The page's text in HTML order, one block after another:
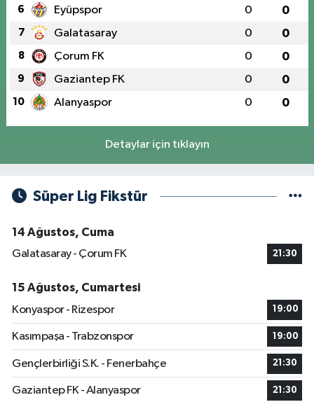
6 Eyüpspor 0 0
7 Galatasaray 0 0
8 Çorum FK 0 0
9 Gaziantep FK 0 0
10 Alanyaspor 0 0
Detaylar için tıklayın
Süper Lig Fikstür
14 Ağustos, Cuma
Galatasaray - Çorum FK
21:30
15 Ağustos, Cumartesi
Konyaspor - Rizespor
19:00
Kasımpaşa - Trabzonspor 19:00
Gençlerbirliği S.K. - Fenerbahçe 21:30
Gaziantep FK - Alanyaspor 21:30